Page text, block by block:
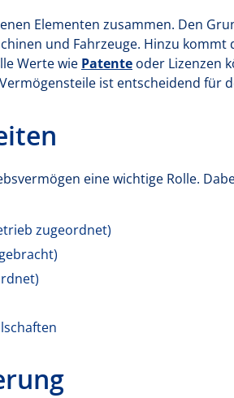
Elementen zusammen. Den
und Fahrzeuge. Hinzu kommt
Werte wie Patente oder Lizenzen
ist entscheidend für
eine wichtige Rolle.
zugeordnet)